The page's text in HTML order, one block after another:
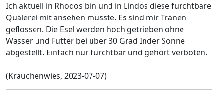
Ich aktuell in Rhodos bin und in Lindos diese furchtbare
Quälerei mit ansehen musste. Es sind mir Tränen
geflossen. Die Esel werden hoch getrieben ohne
Wasser und Futter bei über 30 Grad Inder Sonne
abgestellt. Einfach nur furchtbar und gehört verboten.
(Krauchenwies, 2023-07-07)